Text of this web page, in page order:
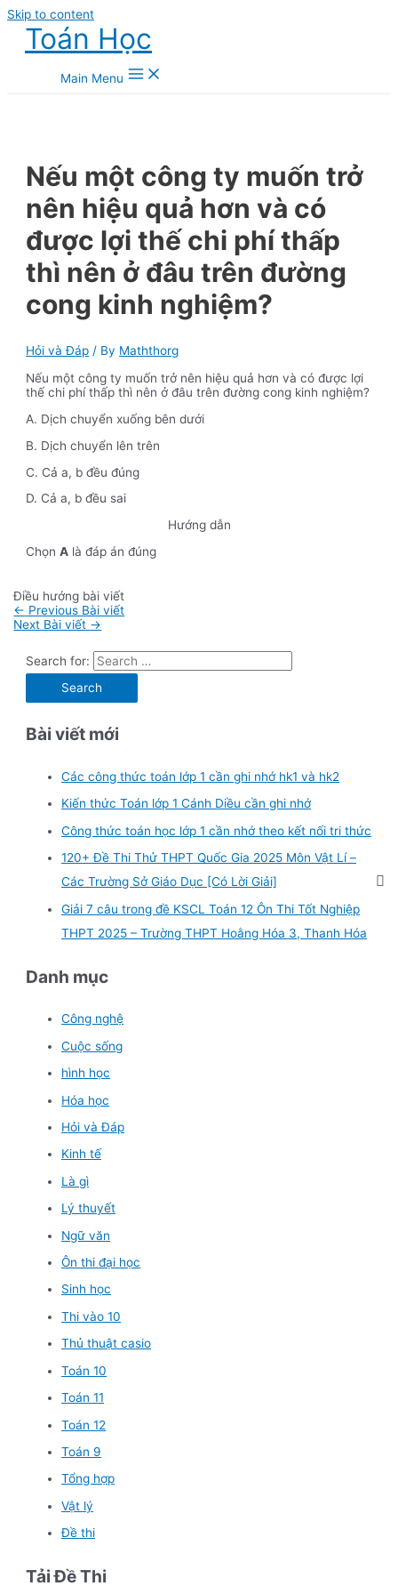
Skip to content
Toán Học
Main Menu
Nếu một công ty muốn trở
nên hiệu quả hơn và có
được lợi thế chi phí thấp
thì nên ở đâu trên đường
cong kinh nghiệm?
Hỏi và Đáp / By Maththorg
Nếu một công ty muốn trở nên hiệu quả hơn và có được lợi
thế chi phí thấp thì nên ở đâu trên đường cong kinh nghiệm?
A. Dịch chuyển xuống bên dưới
B. Dịch chuyển lên trên
C. Cả a, b đều đúng
D. Cả a, b đều sai
Hướng dẫn
ChọnA là đáp án đúng
Điều hướng bài viết
← Previous Bài viết
Next Bài viết →
Search for:
Bài viết mới
Các công thức toán lớp 1 cần ghi nhớ hk1 và hk2
Kiến thức Toán lớp 1 Cánh Diều cần ghi nhớ
Công thức toán học lớp 1 cần nhớ theo kết nối tri thức
120+ Đề Thi Thử THPT Quốc Gia 2025 Môn Vật Lí –
Các Trường Sở Giáo Dục [Có Lời Giải]
Giải 7 câu trong đề KSCL Toán 12 Ôn Thi Tốt Nghiệp
THPT 2025 – Trường THPT Hoằng Hóa 3, Thanh Hóa
Danh mục
Công nghệ
Cuộc sống
hình học
Hóa học
Hỏi và Đáp
Kinh tế
Là gì
Lý thuyết
Ngữ văn
Ôn thi đại học
Sinh học
Thi vào 10
Thủ thuật casio
Toán 10
Toán 11
Toán 12
Toán 9
Tổng hợp
Vật lý
Đề thi
Tải Đề Thi